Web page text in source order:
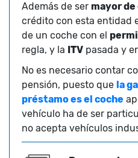
Además de ser mayor de
crédito con esta entidad
de un coche con el
regla, y la ITV pasada y
No es necesario contar
pensión, puesto que la
préstamo es el coche
vehículo ha de ser
no acepta vehículos